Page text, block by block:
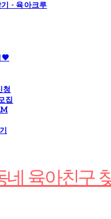
- 육아크루
청
집
육아친구